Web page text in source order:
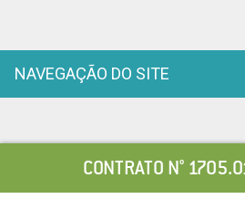
NAVEGAÇÃO DO SITE
CONTRATO N°